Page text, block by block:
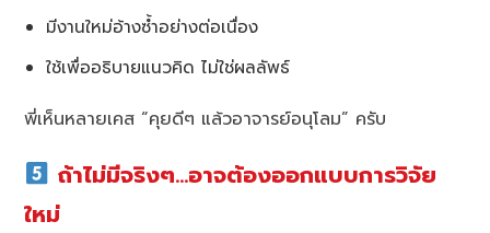
มีงานใหม่อ้างซ้ำอย่างต่อเนื่อง
ใช้เพื่ออธิบายแนวคิด ไม่ใช่ผลลัพธ์
พี่เห็นหลายเคส “คุยดีๆ แล้วอาจารย์อนุโลม” ครับ
ถ้าไม่มีจริงๆ…อาจต้องออกแบบการวิจัย
ใหม่